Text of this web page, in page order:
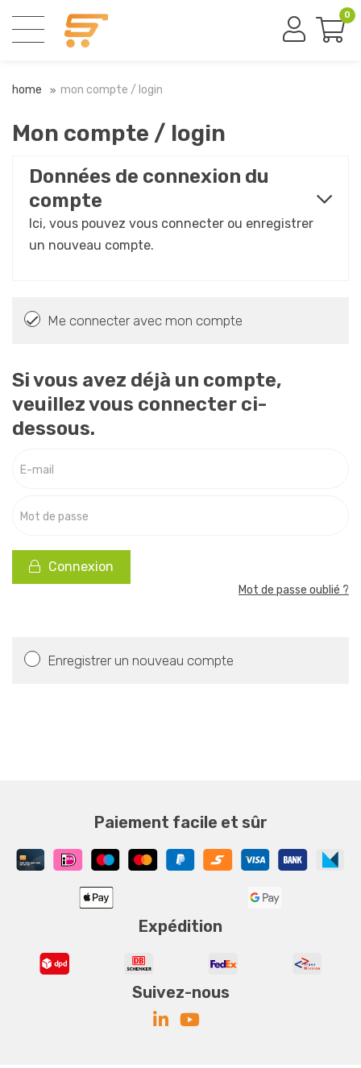
0
home mon compte / login
Mon compte / login
Données de connexion du
compte
Ici, vous pouvez vous connecter ou enregistrer
un nouveau compte.
Me connecter avec mon compte
Si vous avez déjà un compte,
veuillez vous connecter ci-
dessous.
E-mail
Mot de passe
Connexion
Mot de passe oublié ?
Enregistrer un nouveau compte
Paiement facile et sûr
Expédition
Suivez-nous